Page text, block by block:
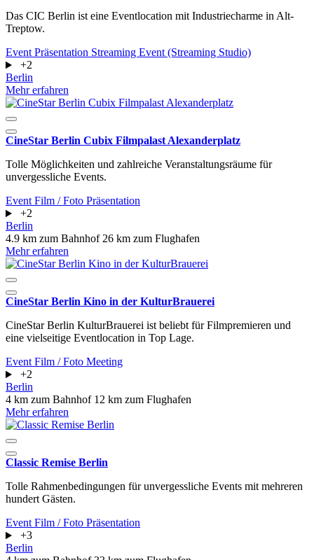
Das CIC Berlin ist eine Eventlocation mit Industriecharme in Alt-
Treptow.
Event Präsentation Streaming Event (Streaming Studio)
+2
Berlin
Mehr erfahren
CineStar Berlin Cubix Filmpalast Alexanderplatz
Tolle Möglichkeiten und zahlreiche Veranstaltungsräume für
unvergessliche Events.
Event Film / Foto Präsentation
+2
Berlin
4.9 km zum Bahnhof 26 km zum Flughafen
Mehr erfahren
CineStar Berlin Kino in der KulturBrauerei
CineStar Berlin KulturBrauerei ist beliebt für Filmpremieren und
eine vielseitige Eventlocation in Top Lage.
Event Film / Foto Meeting
+2
Berlin
4 km zum Bahnhof 12 km zum Flughafen
Mehr erfahren
Classic Remise Berlin
Tolle Rahmenbedingungen für unvergessliche Events mit mehreren
hundert Gästen.
Event Film / Foto Präsentation
+3
Berlin